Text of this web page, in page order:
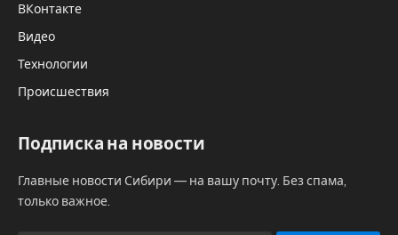
пресс-секретарей авиационных
предприятий и организаций, состоялась в
Москве в четверг 05 декабря.
собралось более 200 гостей, что подтвердило
статус мероприятия как крупнейшей
специализированной коммуникационной
площадки в отраслевом PR.